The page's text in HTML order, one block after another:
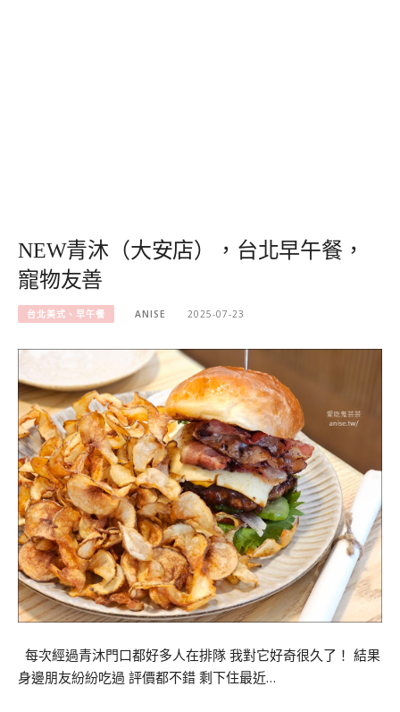
NEW青沐（大安店），台北早午餐，
寵物友善
台北美式、早午餐 ANISE 2025-07-23
每次經過青沐門口都好多人在排隊 我對它好奇很久了！ 結果
身邊朋友紛紛吃過 評價都不錯 剩下住最近…